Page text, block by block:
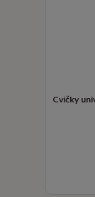
Cvičky